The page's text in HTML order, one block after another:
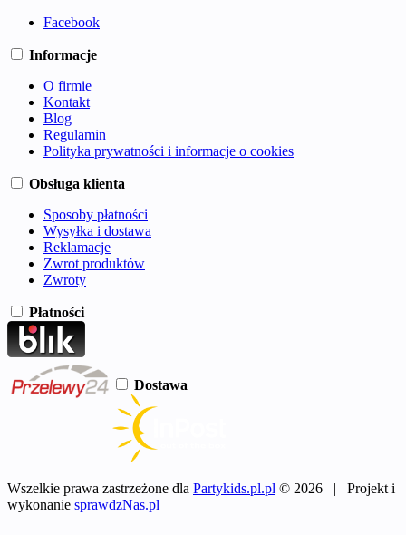
Facebook
Informacje
O firmie
Kontakt
Blog
Regulamin
Polityka prywatności i informacje o cookies
Obsługa klienta
Sposoby płatności
Wysyłka i dostawa
Reklamacje
Zwrot produktów
Zwroty
Płatności
Dostawa
Wszelkie prawa zastrzeżone dla Partykids.pl.pl © 2026 | Projekt i
wykonanie sprawdzNas.pl